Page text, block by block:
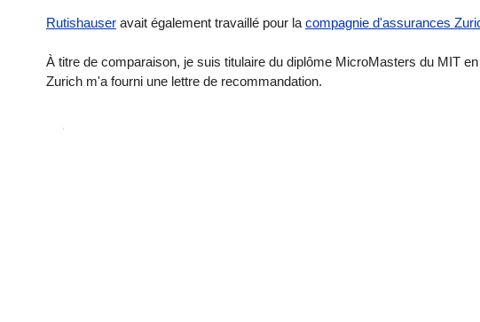
Rutishauser avait également travaillé pour la compagnie d'assurances
À titre de comparaison, je suis titulaire du diplôme MicroMasters du MIT
Zurich m'a fourni une lettre de recommandation.